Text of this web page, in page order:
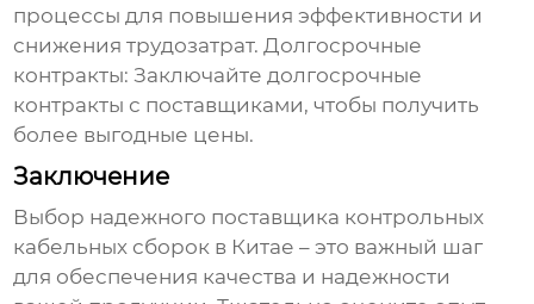
процессы для повышения эффективности и
снижения трудозатрат. Долгосрочные
контракты: Заключайте долгосрочные
контракты с поставщиками, чтобы получить
более выгодные цены.
Заключение
Выбор надежного поставщика контрольных
кабельных сборок в Китае – это важный шаг
для обеспечения качества и надежности